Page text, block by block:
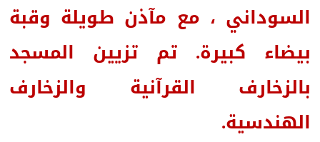
السوداني ، مع مآذن طويلة وقبة
بيضاء كبيرة. تم تزيين المسجد
بالزخارف القرآنية والزخارف
الهندسية.